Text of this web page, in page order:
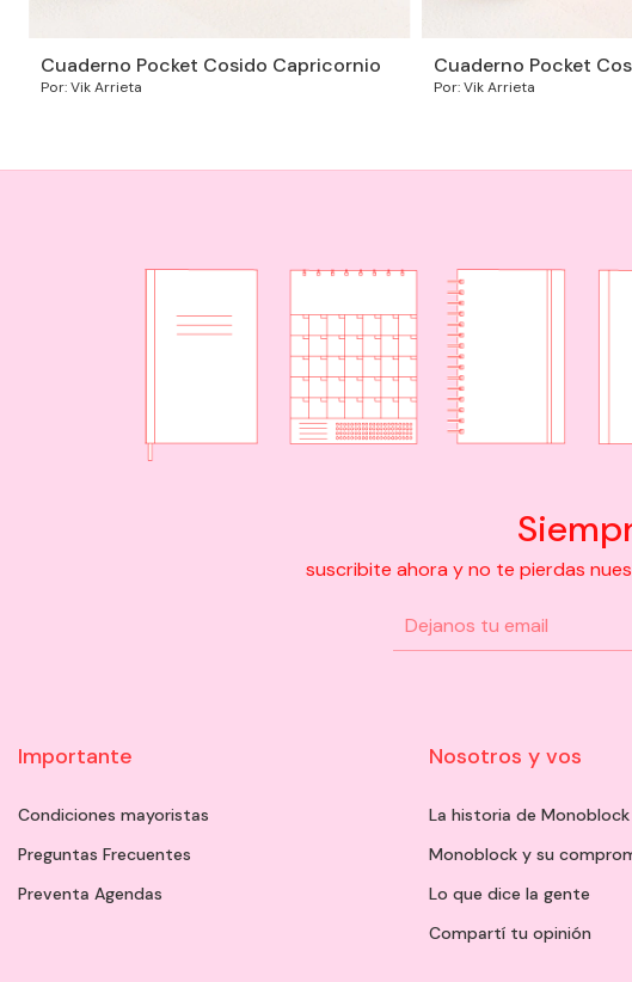
Cuaderno Pocket Cosido Capricornio
Por: Vik Arrieta
Cuaderno Pocket
Por: Vik Arrieta
suscribite ahora y no te pierdas
Importante
Condiciones mayoristas
Preguntas Frecuentes
Preventa Agendas
Nosotros y vos
La historia de Monoblock
Monoblock y su
Lo que dice la gente
Compartí tu opinión